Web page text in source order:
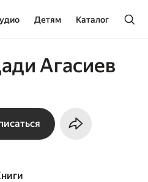
Детям Каталог
Агасиев
книги